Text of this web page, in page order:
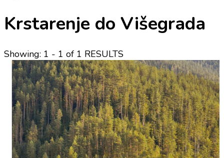
Krstarenje do Višegrada
Showing: 1 - 1 of 1 RESULTS